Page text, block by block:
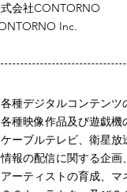
会社CONTORNO
Inc.
種デジタルコンテン
種映像作品及び遊戯機
ーブルテレビ、衛星
報の配信に関する企
ーティストの育成、